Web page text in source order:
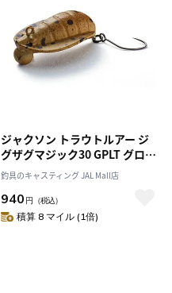
ジャクソン トラウトルアー ジ
グザグマジック30 GPLT グロー
ペレット
釣具のキャスティング JAL Mall店
940 円 （税込）
積算 8 マイル (1倍)